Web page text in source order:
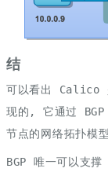
结
可以看出 Calico
现的, 它通过 BGP
节点的网络拓扑模
BGP 唯一可以